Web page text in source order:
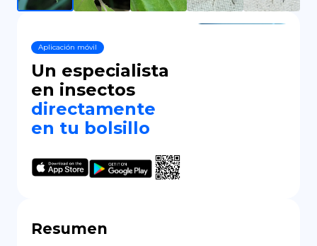
Aplicación móvil
Un especialista
en insectos
directamente
en tu bolsillo
Resumen